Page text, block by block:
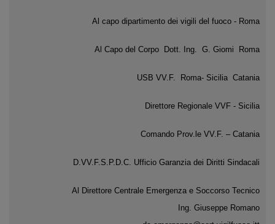
Al capo dipartimento dei vigili del fuoco - Roma
Al Capo del Corpo Dott. Ing. G. Giomi Roma
USB VV.F. Roma- Sicilia Catania
Direttore Regionale VVF - Sicilia
Comando Prov.le VV.F. – Catania
D.VV.F.S.P.D.C. Ufficio Garanzia dei Diritti Sindacali
Al Direttore Centrale Emergenza e Soccorso Tecnico
Ing. Giuseppe Romano